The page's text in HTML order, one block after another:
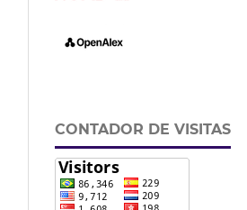
CONTADOR DE VISITAS